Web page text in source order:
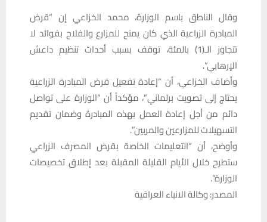
وقال الناطق باسم الوزارة، محمد الخزاعي إن “قرض
المبادرة الزراعية الذي كان يمنح للمزارع والفلاح بفوائد لا
تتجاوز الـ(1) بالمئة، توقف بسبب أحداث تنظيم داعش
الإرهابي”.
وأضاف الخزاعي، أن “إعادة تفعيل قرض المبادرة الزراعية
يحتاج إلى تصويت برلماني”، مؤكداً أن “الوزارة على تواصل
دائم من أجل إعادة العمل بهذه المبادرة وضمان تقديم
التسهيلات للمزارعين والمربين”.
وأوضح، أن “التعليمات الخاصة بقرض المصرف الزراعي
ستطرح خلال الأيام القليلة المقبلة بعد إطلاق تخصيصات
الوزارة”.
المصدر: وكالة الانباء العراقية